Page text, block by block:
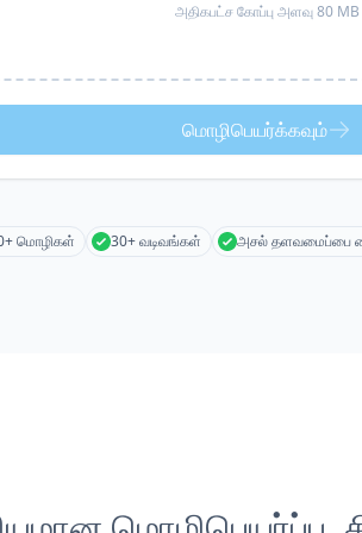
அதிகபட்ச கோப்பு அளவு 80 MB
மொழிபெயர்க்கவும்
மொழிகள் 30+ வடிவங்கள் அசல் தளவமைப்பை